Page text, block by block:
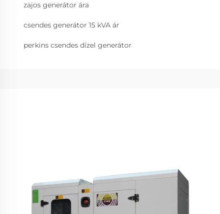
zajos generátor ára
csendes generátor 15 kVA ár
perkins csendes dízel generátor